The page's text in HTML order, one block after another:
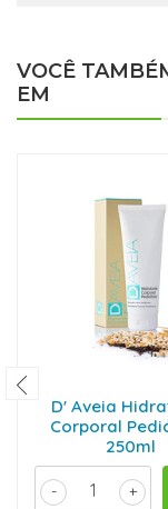
VOCÊ
EM
D' Aveia
Corporal
250ml
+
-